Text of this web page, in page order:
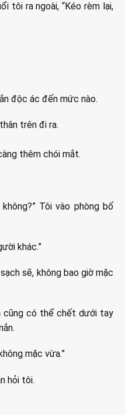
tôi ra ngoài, “Kéo rèm lại,
độc ác đến mức nào.
trên đi ra.
thêm chói mắt.
Tôi vào phòng bố
khác.”
sẽ, không bao giờ mặc
cũng có thể chết dưới tay
mặc vừa.”
hỏi tôi.